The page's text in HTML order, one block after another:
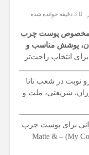
3 دقیقه خوانده شده
مخصوص پوست چرب
پوشش مناسب و
انتخاب راحت‌تر
نوبت در شعب نانا
شریعتی، ملت و
برای پوست چرب
کرم پودر مای (My Cosmetics) – Matte &